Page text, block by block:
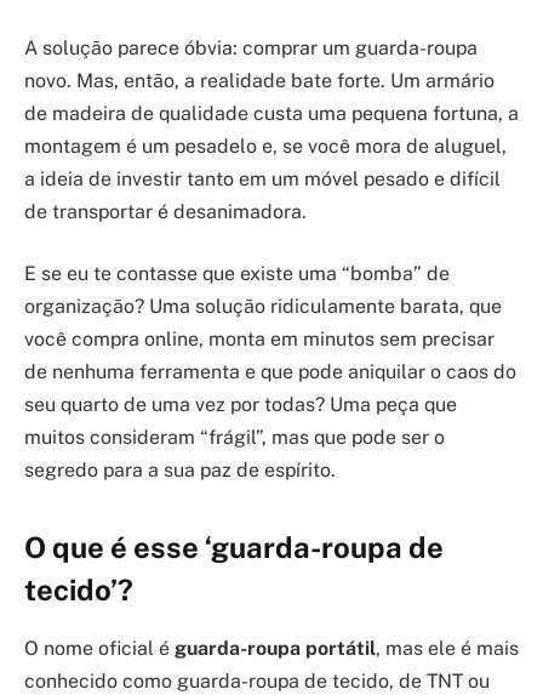
A solução parece óbvia: comprar um guarda-roupa
novo. Mas, então, a realidade bate forte. Um armário
de madeira de qualidade custa uma pequena fortuna, a
montagem é um pesadelo e, se você mora de aluguel,
a ideia de investir tanto em um móvel pesado e difícil
de transportar é desanimadora.
E se eu te contasse que existe uma “bomba” de
organização? Uma solução ridiculamente barata, que
você compra online, monta em minutos sem precisar
de nenhuma ferramenta e que pode aniquilar o caos do
seu quarto de uma vez por todas? Uma peça que
muitos consideram “frágil”, mas que pode ser o
segredo para a sua paz de espírito.
O que é esse ‘guarda-roupa de
tecido’?
O nome oficial é guarda-roupa portátil, mas ele é mais
conhecido como guarda-roupa de tecido, de TNT ou